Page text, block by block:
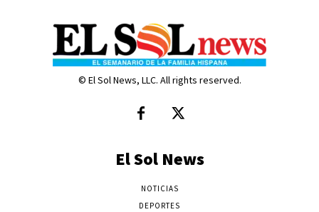
© El Sol News, LLC. All rights reserved.
El Sol News
NOTICIAS
DEPORTES